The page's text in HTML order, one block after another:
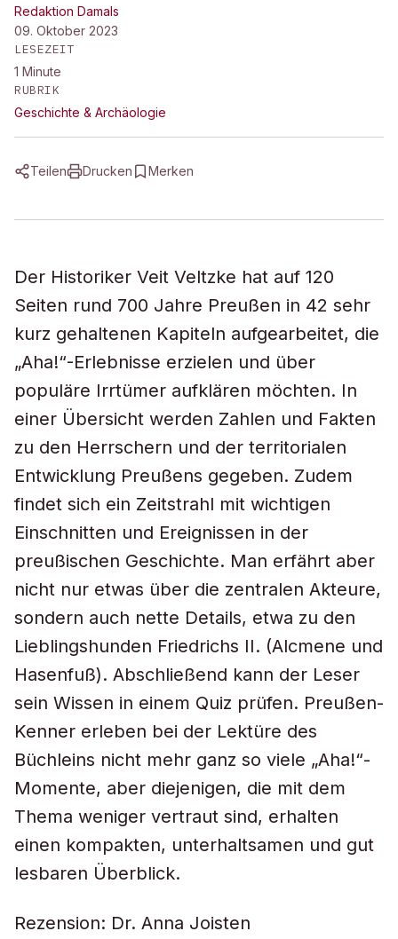
Redaktion Damals
09. Oktober 2023
LESEZEIT
1 Minute
RUBRIK
Geschichte & Archäologie
Teilen Drucken Merken
Der Historiker Veit Veltzke hat auf 120
Seiten rund 700 Jahre Preußen in 42 sehr
kurz gehaltenen Kapiteln aufgearbeitet, die
„Aha!“-Erlebnisse erzielen und über
populäre Irrtümer aufklären möchten. In
einer Übersicht werden Zahlen und Fakten
zu den Herrschern und der territorialen
Entwicklung Preußens gegeben. Zudem
findet sich ein Zeitstrahl mit wichtigen
Einschnitten und Ereignissen in der
preußischen Geschichte. Man erfährt aber
nicht nur etwas über die zentralen Akteure,
sondern auch nette Details, etwa zu den
Lieblingshunden Friedrichs II. (Alcmene und
Hasenfuß). Abschließend kann der Leser
sein Wissen in einem Quiz prüfen. Preußen-
Kenner erleben bei der Lektüre des
Büchleins nicht mehr ganz so viele „Aha!“-
Momente, aber diejenigen, die mit dem
Thema weniger vertraut sind, erhalten
einen kompakten, unterhaltsamen und gut
lesbaren Überblick.
Rezension: Dr. Anna Joisten